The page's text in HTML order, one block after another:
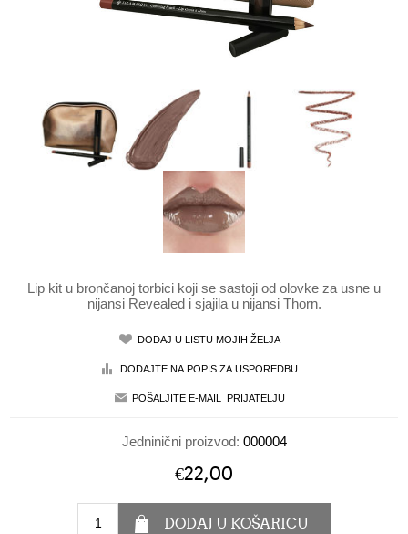
Lip kit u brončanoj torbici koji se sastoji od olovke za usne u
nijansi Revealed i sjajila u nijansi Thorn.
Jedninični proizvod: 000004
€22,00